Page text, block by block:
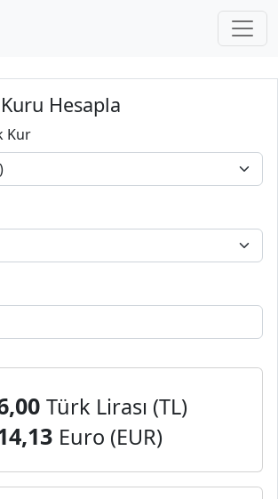
Hesapla
Kur
Türk Lirası (TL)
Euro (EUR)